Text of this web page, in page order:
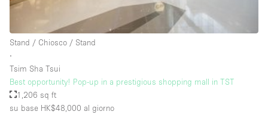
Raw
Riscaldamento
Smoking Area
Soundproof
Stand / Chiosco / Stand
∙
Tsim Sha Tsui
Best opportunity! Pop-up in a prestigious shopping mall in TST
1,206 sq ft
su base HK$48,000 al giorno